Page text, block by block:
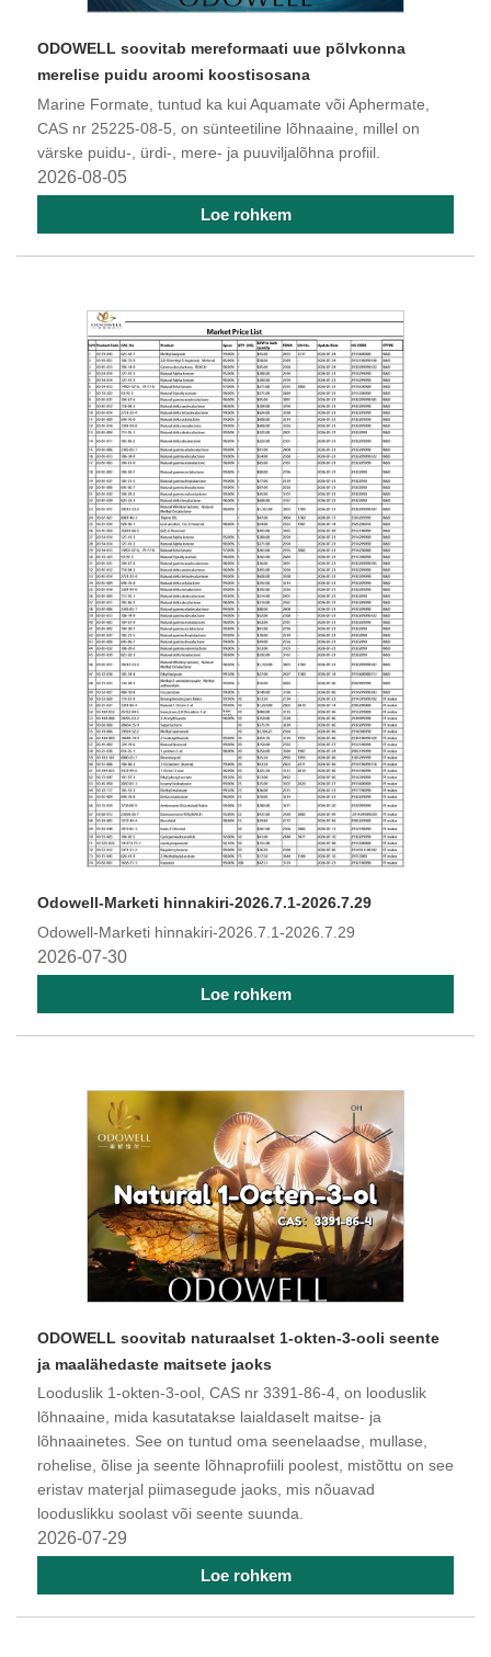
ODOWELL soovitab mereformaati uue põlvkonna
merelise puidu aroomi koostisosana
Marine Formate, tuntud ka kui Aquamate või Aphermate,
CAS nr 25225-08-5, on sünteetiline lõhnaaine, millel on
värske puidu-, ürdi-, mere- ja puuviljalõhna profiil.
2026-08-05
Loe rohkem
Odowell-Marketi hinnakiri-2026.7.1-2026.7.29
Odowell-Marketi hinnakiri-2026.7.1-2026.7.29
2026-07-30
Loe rohkem
​ODOWELL soovitab naturaalset 1-okten-3-ooli seente
ja maalähedaste maitsete jaoks
Looduslik 1-okten-3-ool, CAS nr 3391-86-4, on looduslik
lõhnaaine, mida kasutatakse laialdaselt maitse- ja
lõhnaainetes. See on tuntud oma seenelaadse, mullase,
rohelise, õlise ja seente lõhnaprofiili poolest, mistõttu on see
eristav materjal piimasegude jaoks, mis nõuavad
looduslikku soolast või seente suunda.
2026-07-29
Loe rohkem